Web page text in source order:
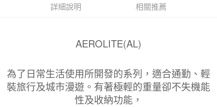
詳細說明 相關推薦
AEROLITE(AL)
為了日常生活使用所開發的系列，適合通勤、輕
裝旅行及城市漫遊。有著極輕的重量卻不失機能
性及收納功能，